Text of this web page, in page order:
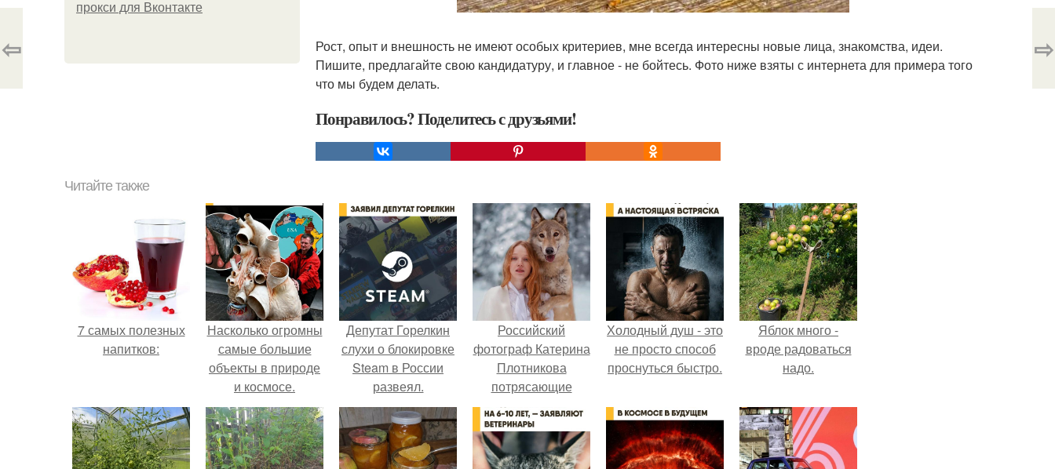
прокси для Вконтакте
Рост, опыт и внешность не имеют особых критериев, мне всегда интересны новые лица, знакомства, идеи.
Пишите, предлагайте свою кандидатуру, и главное - не бойтесь. Фото ниже взяты с интернета для примера того
что мы будем делать.
Понравилось? Поделитесь с друзьями!
⇦ ⇨
Читайте также
7 самых полезных
напитков:
Насколько огромны
самые большие
объекты в природе
и космосе.
Депутат Горелкин
слухи о блокировке
Steam в России
развеял.
Российский
фотограф Катерина
Плотникова
потрясающие
образы создает.
Холодный душ - это
не просто способ
проснуться быстро.
Яблок много -
вроде радоваться
надо.